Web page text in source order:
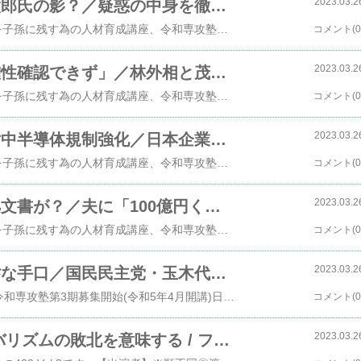
小西洋之議員政治資金の謎…河野太郎氏の影？／疑惑の中身を徹底深掘り！ ⑥【The Q&A】3/24
●令和専攻塾第3期募集開始(令和5年4月開講)日本を子孫に残す為の人材育成講座、令和専攻塾で1年間かけて学びましょう。対面式、オンライン式があります。https://moralogy.hp.peraichi.com/reiw...【出演者】・山岡鉄秀（情報戦略アナリスト・令和専攻塾塾頭）・平井宏治(経済安全保障アナリスト)◇質問はこちらまで！official@bunkajintv.com番組観覧などの情報はこちらから◇銀座7thスタジオhttps://bunkajintv.com/ginza7/2019年12月10日より変更後のYouTube規約に準拠し、ニュース・時事問題を分かり易く解説、正しい情報伝達を目的に番組制作しております。音楽曲Epic JourneyアーティストYung LogosアルバムEpic JourneyライセンスYouTube Premium に登録 コメント
高市氏完勝で終了？小西文書「正確性確認できず」／林外相と茂木幹事長が高市潰しに暗躍？ ⑤【The Q&A】3/24
●令和専攻塾第3期募集開始(令和5年4月開講)日本を子孫に残す為の人材育成講座、令和専攻塾で1年間かけて学びましょう。対面式、オンライン式があります。https://moralogy.hp.peraichi.com/reiw...【出演者】・山岡鉄秀（情報戦略アナリスト・令和専攻塾塾頭）・平井宏治(経済安全保障アナリスト)◇質問はこちらまで！official@bunkajintv.com番組観覧などの情報はこちらから◇銀座7thスタジオhttps://bunkajintv.com/ginza7/2019年12月10日より変更後のYouTube規約に準拠し、ニュース・時事問題を分かり易く解説、正しい情報伝達を目的に番組制作しております。音楽曲Epic JourneyアーティストYung LogosアルバムEpic JourneyライセンスYouTube Premium に登録 コメント
激化する米中対立最前線／米国の対中半導体規制強化／日本企業の対応は？ ④【The Q&A】3/24
●令和専攻塾第3期募集開始(令和5年4月開講)日本を子孫に残す為の人材育成講座、令和専攻塾で1年間かけて学びましょう。対面式、オンライン式があります。https://moralogy.hp.peraichi.com/reiw...【出演者】・山岡鉄秀（情報戦略アナリスト・令和専攻塾塾頭）・平井宏治(経済安全保障アナリスト)◇質問はこちらまで！official@bunkajintv.com番組観覧などの情報はこちらから◇銀座7thスタジオhttps://bunkajintv.com/ginza7/2019年12月10日より変更後のYouTube規約に準拠し、ニュース・時事問題を分かり易く解説、正しい情報伝達を目的に番組制作しております。音楽曲Epic JourneyアーティストYung LogosアルバムEpic JourneyライセンスYouTube Premium に登録 コメント
三浦瑠麗氏に文春砲…噓を暴く証拠文書が？／夫に「100億円くらい作れないの？」／再エネ利権者の闇 ②【The Q&A】3/24
●令和専攻塾第3期募集開始(令和5年4月開講)日本を子孫に残す為の人材育成講座、令和専攻塾で1年間かけて学びましょう。対面式、オンライン式があります。https://moralogy.hp.peraichi.com/reiw...【出演者】・山岡鉄秀（情報戦略アナリスト・令和専攻塾塾頭）・平井宏治(経済安全保障アナリスト)◇質問はこちらまで！official@bunkajintv.com番組観覧などの情報はこちらから◇銀座7thスタジオhttps://bunkajintv.com/ginza7/2019年12月10日より変更後のYouTube規約に準拠し、ニュース・時事問題を分かり易く解説、正しい情報伝達を目的に番組制作しております。音楽曲Epic JourneyアーティストYung LogosアルバムEpic JourneyライセンスYouTube Premium に登録 コメント
高市氏「辛過ぎます」…立憲の卑劣な手口／国民民主党・玉木代表政策実現…再エネ賦課金引き下げへ？ ①【The Q&A】3/24
コメント
米国発の銀行・金融危機は グローバリズムの敗北を意味する / フランスで年金デモ 中国では白髪デモ 世界中でセーフティネットが覆る 【渡邉哲也show・ML】433 Vol.3 / 20230324